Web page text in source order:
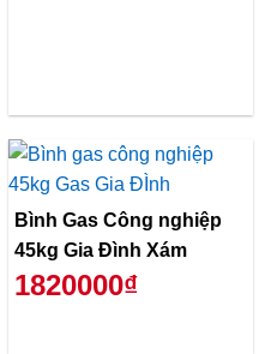
Bình Gas Công nghiệp
45kg Gia Đình Xám
1820000₫